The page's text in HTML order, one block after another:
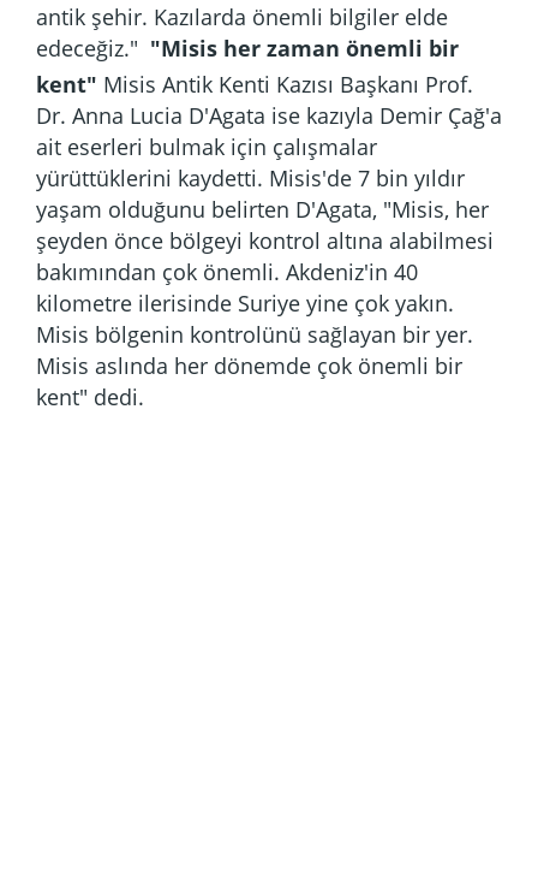
antik şehir. Kazılarda önemli bilgiler elde
edeceğiz." "Misis her zaman önemli bir
kent" Misis Antik Kenti Kazısı Başkanı Prof.
Dr. Anna Lucia D'Agata ise kazıyla Demir Çağ'a
ait eserleri bulmak için çalışmalar
yürüttüklerini kaydetti. Misis'de 7 bin yıldır
yaşam olduğunu belirten D'Agata, "Misis, her
şeyden önce bölgeyi kontrol altına alabilmesi
bakımından çok önemli. Akdeniz'in 40
kilometre ilerisinde Suriye yine çok yakın.
Misis bölgenin kontrolünü sağlayan bir yer.
Misis aslında her dönemde çok önemli bir
kent" dedi.